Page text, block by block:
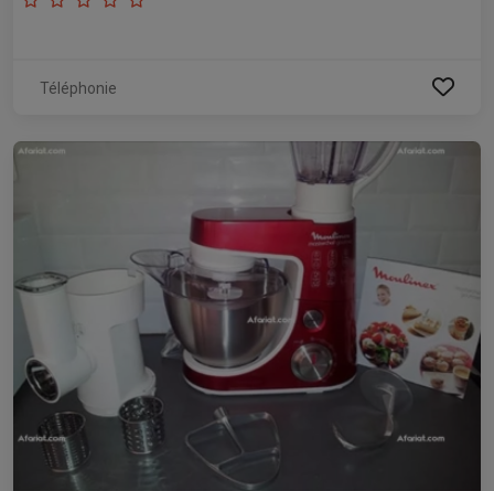
Téléphonie